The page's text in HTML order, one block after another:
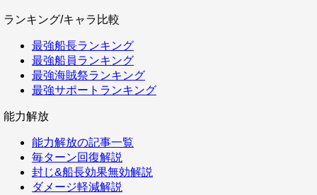
ランキング/キャラ比較
最強船長ランキング
最強船員ランキング
最強海賊祭ランキング
最強サポートランキング
能力解放
能力解放の記事一覧
毎ターン回復解説
封じ&船長効果無効解説
ダメージ軽減解説